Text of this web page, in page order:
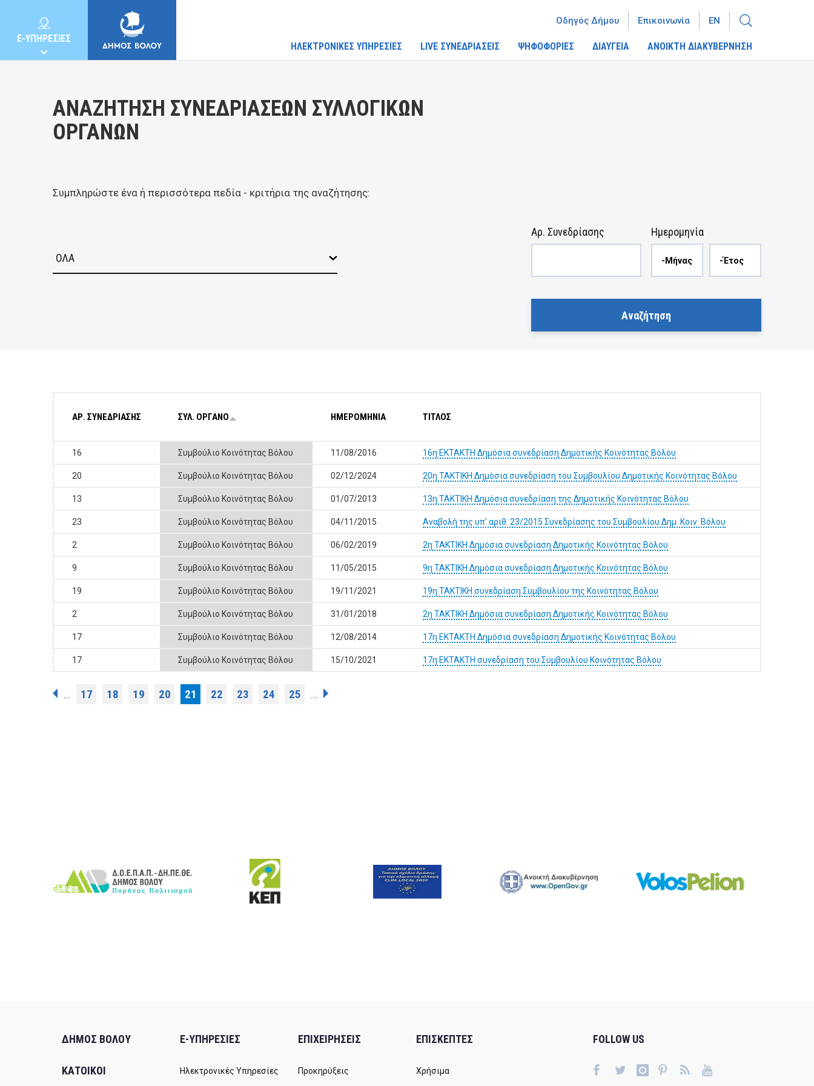
E-ΥΠΗΡΕΣΙΕΣ
ΕΠΙΧΕΙΡΗΣΕΙΣ
ΗΛΕΚΤΡΟΝΙΚΕΣ ΥΠΗΡΕΣΙΕΣ LIVE ΣΥΝΕΔΡΙΑΣΕΙΣ ΨΗΦΟΦΟΡΙΕΣ ΔΙΑΥΓΕΙΑ ΑΝΟΙΚΤΗ ΔΙΑΚΥΒΕΡΝΗΣΗ
Οδηγός Δήμου Επικοινωνία EN
ΑΝΑΖΗΤΗΣΗ ΣΥΝΕΔΡΙΑΣΕΩΝ ΣΥΛΛΟΓΙΚΩΝ
ΟΡΓΑΝΩΝ
Συμπληρώστε ένα ή περισσότερα πεδία - κριτήρια της αναζήτησης:
Ημερομηνία
Αρ. Συνεδρίασης
ΑΡ. ΣΥΝΕΔΡΙΑΣΗΣ ΣΥΛ. ΟΡΓΑΝΟ ΗΜΕΡΟΜΗΝΙΑ ΤΙΤΛΟΣ
16 Συμβούλιο Κοινότητας Βόλου 11/08/2016 16η ΕΚΤΑΚΤΗ Δημόσια συνεδρίαση Δημοτικής Κοινότητας Βόλου
20 Συμβούλιο Κοινότητας Βόλου 02/12/2024 20η ΤΑΚΤΙΚΗ Δημόσια συνεδρίαση του Συμβουλίου Δημοτικής Κοινότητας Βόλου
13 Συμβούλιο Κοινότητας Βόλου 01/07/2013 13η ΤΑΚΤΙΚΗ Δημόσια συνεδρίαση της Δημοτικής Κοινότητας Βόλου
23 Συμβούλιο Κοινότητας Βόλου 04/11/2015 Αναβολή της υπ’ αριθ. 23/2015 Συνεδρίασης του Συμβουλίου Δημ. Κοιν. Βόλου
2 Συμβούλιο Κοινότητας Βόλου 06/02/2019 2η ΤΑΚΤΙΚΗ Δημόσια συνεδρίαση Δημοτικής Κοινότητας Βόλου
9 Συμβούλιο Κοινότητας Βόλου 11/05/2015 9η ΤΑΚΤΙΚΗ Δημόσια συνεδρίαση Δημοτικής Κοινότητας Βόλου
19 Συμβούλιο Κοινότητας Βόλου 19/11/2021 19η ΤΑΚΤΙΚΗ συνεδρίαση Συμβουλίου της Κοινότητας Βόλου
2 Συμβούλιο Κοινότητας Βόλου 31/01/2018 2η ΤΑΚΤΙΚΗ Δημόσια συνεδρίαση Δημοτικής Κοινότητας Βόλου
17 Συμβούλιο Κοινότητας Βόλου 12/08/2014 17η ΕΚΤΑΚΤΗ Δημόσια συνεδρίαση Δημοτικής Κοινότητας Βόλου
17 Συμβούλιο Κοινότητας Βόλου 15/10/2021 17η ΕΚΤΑΚΤΗ συνεδρίαση του Συμβουλίου Κοινότητας Βόλου
Σελίδες
… 17 18 19 20 21 22 23 24 25 …
ΔΗΜΟΣ ΒΟΛΟΥ
ΚΑΤΟΙΚΟΙ
E-ΥΠΗΡΕΣΙΕΣ
Ηλεκτρονικές Υπηρεσίες
ΕΠΙΧΕΙΡΗΣΕΙΣ
Προκηρύξεις
ΕΠΙΣΚΕΠΤΕΣ
Χρήσιμα
FOLLOW US